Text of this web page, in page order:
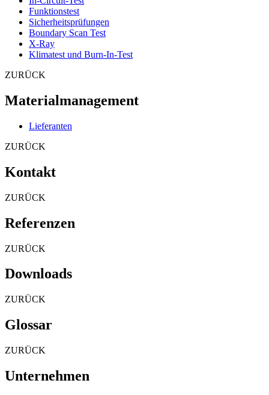
Funktionstest
Sicherheitsprüfungen
Boundary Scan Test
X-Ray
Klimatest und Burn-In-Test
ZURÜCK
Materialmanagement
Lieferanten
ZURÜCK
Kontakt
ZURÜCK
Referenzen
ZURÜCK
Downloads
ZURÜCK
Glossar
ZURÜCK
Unternehmen